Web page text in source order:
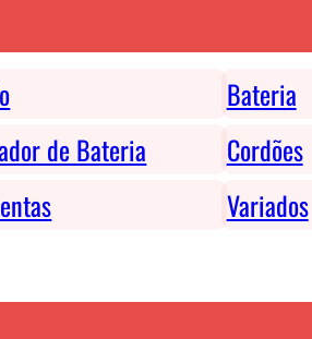
Bateria
de Bateria
Cordões
Variados